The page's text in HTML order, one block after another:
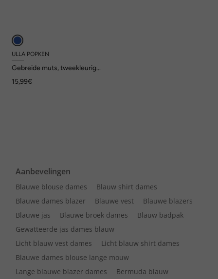
ULLA POPKEN
Gebreide muts, tweekleurig,
15,99€
Aanbevelingen
Blauwe blouse dames
Blauw shirt dames
Blauwe dames blazer
Blauwe vest
Blauwe blazers
Blauwe jas
Blauwe broek dames
Blauw badpak
Gewatteerde jas dames blauw
Licht blauw vest dames
Licht blauw shirt dames
Blauwe dames blouse lange mouw
Lange blauwe blazer dames
Bermuda blauw